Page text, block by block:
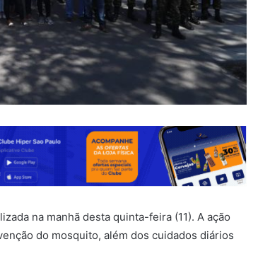
na manhã desta quinta-feira (11). A ação
do mosquito, além dos cuidados diários